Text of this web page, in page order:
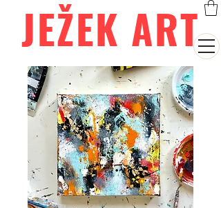
JEŽEK ART